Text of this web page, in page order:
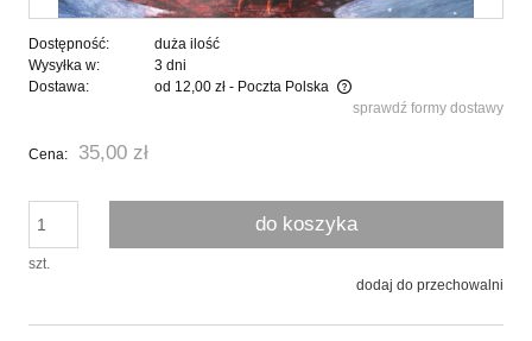
Dostępność:
duża ilość
Wysyłka w:
3 dni
Dostawa:
od 12,00 zł - Poczta Polska
Cena nie zawiera ewentualnych kosztów płatnościsprawdź formy dostawy
Cena: 35,00 zł
szt.
do koszyka
dodaj do przechowalni